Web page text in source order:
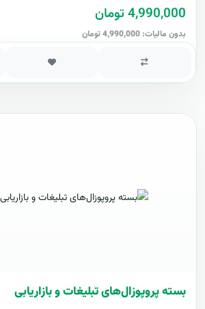
4,990,000 تومان
بدون مالیات: 4,990,000 تومان
بسته پروپوزال‌های تبلیغات و بازاریابی